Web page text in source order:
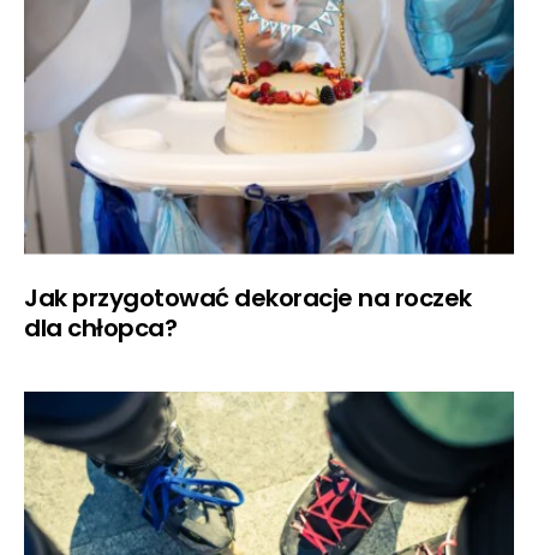
Jak przygotować dekoracje na roczek
dla chłopca?